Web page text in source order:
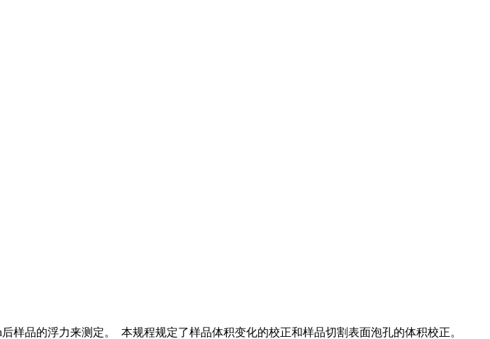
样品的浮力来测定。 本规程规定了样品体积变化的校正和样品切割表面泡孔的体积校正。